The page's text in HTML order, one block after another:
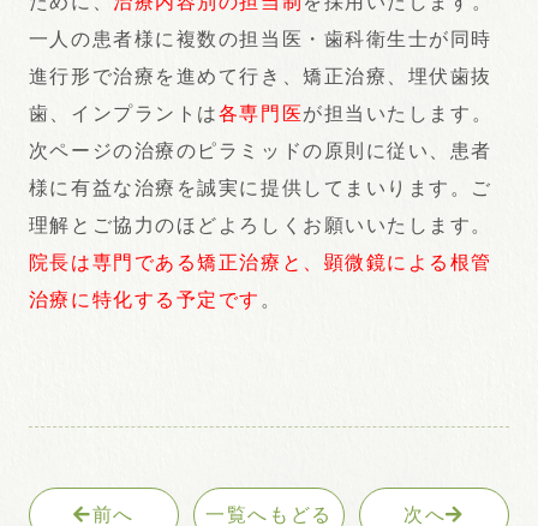
一人の患者様に複数の担当医・歯科衛生士が同時
進行形で治療を進めて行き、矯正治療、埋伏歯抜
歯、インプラントは各専門医が担当いたします。
次ページの治療のピラミッドの原則に従い、患者
様に有益な治療を誠実に提供してまいります。ご
理解とご協力のほどよろしくお願いいたします。
院長は専門である矯正治療と、顕微鏡による根管
治療に特化する予定です 。
前へ 一覧へもどる 次へ